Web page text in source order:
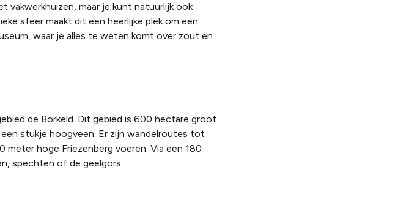
vakwerkhuizen, maar je kunt natuurlijk ook
sfeer maakt dit een heerlijke plek om een
waar je alles te weten komt over zout en
de Borkeld. Dit gebied is 600 hectare groot
stukje hoogveen. Er zijn wandelroutes tot
meter hoge Friezenberg voeren. Via een 180
spechten of de geelgors.